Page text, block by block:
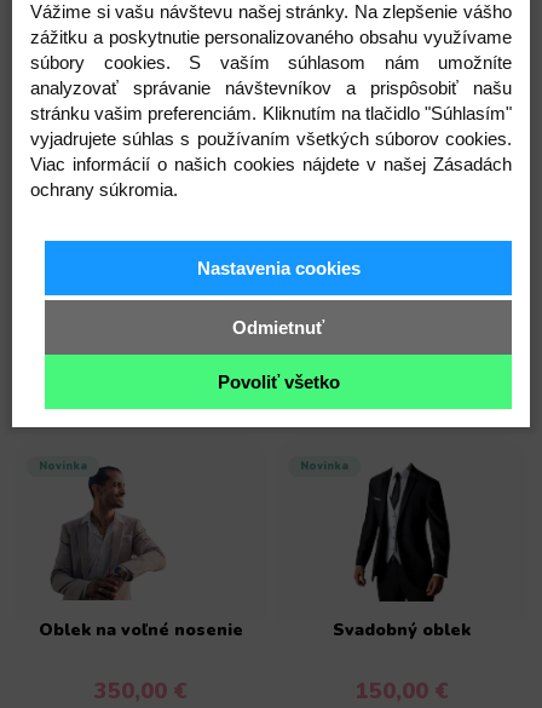
Novinka
Bavlnená košela
40,00 €
Skladom
Novinka
Flanelová košela
25,00 €
Skladom
Novinka
Oblek na voľné nosenie
350,00 €
Novinka
Svadobný oblek
150,00 €
Vážime si vašu návštevu našej stránky. Na zlepšenie vášho
zážitku a poskytnutie personalizovaného obsahu využívame
súbory cookies. S vaším súhlasom nám umožníte
analyzovať správanie návštevníkov a prispôsobiť našu
stránku vašim preferenciám. Kliknutím na tlačidlo "Súhlasím"
vyjadrujete súhlas s používaním všetkých súborov cookies.
Viac informácií o našich cookies nájdete v našej Zásadách
ochrany súkromia.
Nastavenia cookies
Odmietnuť
Povoliť všetko